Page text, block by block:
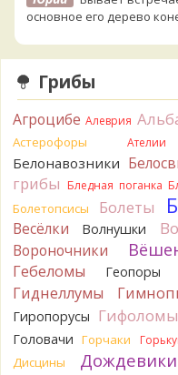
основное его дерево
1 день назад
Katya20
1 день назад
Katya20 Навозник.
1 день назад
Verona Скорее
2 дня назад
Verona
Что-то из
переданы правильно.
2 дня назад
Verona
Рядовка
Правильно сделали, что
BorisM Подгруздок
Грибы
Агроцибе Алеврия
Астерофоры
Ателии
Белонавозники
грибы Бледная поганка
Болетопсисы Болеты
Весёлки Волнушки
Вороночники
Гебеломы Геопоры
Гиднеллумы
Гиропорусы Гифоломы
Головачи Горчаки
Дисцины Дождевики